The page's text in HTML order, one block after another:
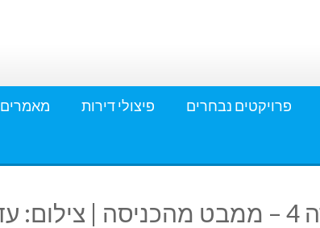
פרויקטים נבחרים פיצולי דירות מאמרים
דוד